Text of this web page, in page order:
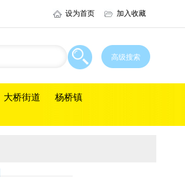
设为首页 加入收藏
大桥街道 杨桥镇